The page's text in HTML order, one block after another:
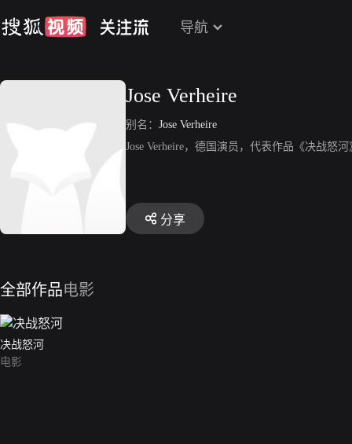
导航
Jose Verheire
别名： Jose Verheire
Jose Verheire，德国演员，代表作品《决战怒河
分享
全部作品电影
决战怒河
电影